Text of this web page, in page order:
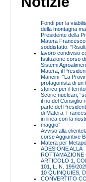
Fondi per la
della montagna
Presidente della
Matera
soddisfatto:
lavoro condiviso
Istituzione corso
Sistemi
Matera, il
Mancini: “La
protagonista di un
storico per il
Scorie nucleari,
il no del Consiglio
parte del
di Matera,
in linea con la
maggio”
Avviso alla
corse Aggiuntive
Matera per
ADESIONE ALLA
ROTTAMAZIONE
ARTICOLO 1,
101, L. N. 199/
10 QUINQUIES,
CONVERTITO